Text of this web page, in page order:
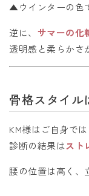
▲ウインターの色
逆に、 サマーの化
透明感と柔らかさ
骨格スタイル
KM様はご自身では
診断の結果はスト
腰の位置は高く、